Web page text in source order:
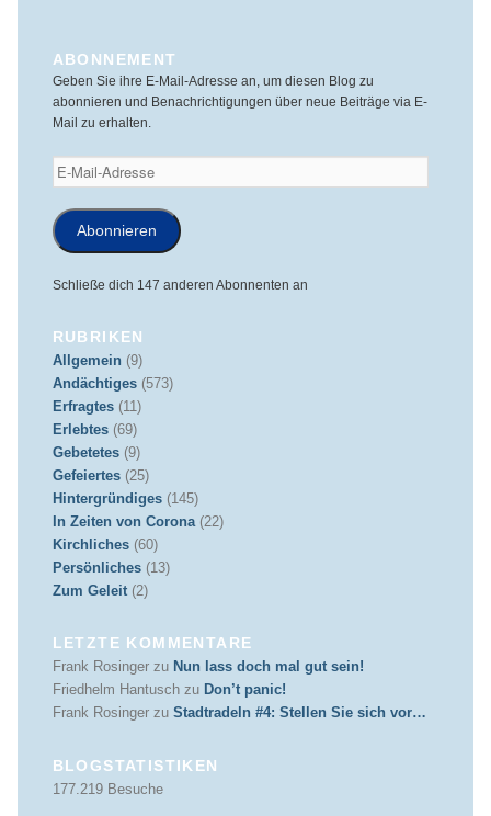
ABONNEMENT
Geben Sie ihre E-Mail-Adresse an, um diesen Blog zu
abonnieren und Benachrichtigungen über neue Beiträge via E-
Mail zu erhalten.
E-
Mail-
Adresse
Abonnieren
Schließe dich 147 anderen Abonnenten an
RUBRIKEN
Allgemein (9)
Andächtiges(573)
Erfragtes(11)
Erlebtes(69)
Gebetetes(9)
Gefeiertes(25)
Hintergründiges(145)
In Zeiten von Corona(22)
Kirchliches(60)
Persönliches(13)
Zum Geleit(2)
LETZTE KOMMENTARE
Frank Rosingerzu Nun lass doch mal gut sein!
Friedhelm Hantuschzu Don’t panic!
Frank Rosingerzu Stadtradeln #4: Stellen Sie sich vor…
BLOGSTATISTIKEN
177.219 Besuche